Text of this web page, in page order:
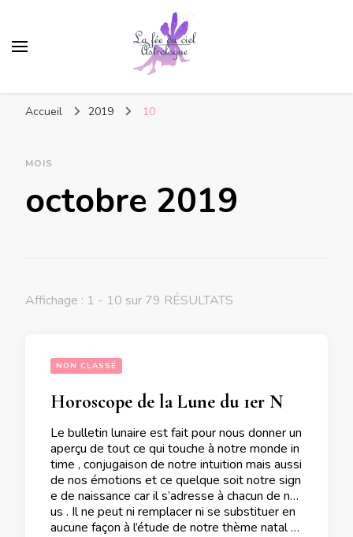
Accueil 2019 10
MOIS
octobre 2019
Affichage : 1 - 10 sur 79 RÉSULTATS
NON CLASSÉ
Le bulletin lunaire est fait pour nous donner un
aperçu de tout ce qui touche à notre monde in
time , conjugaison de notre intuition mais aussi
de nos émotions et ce quelque soit notre sign
e de naissance car il s’adresse à chacun de no
us . Il ne peut ni remplacer ni se substituer en
aucune façon à l’étude de notre thème natal …